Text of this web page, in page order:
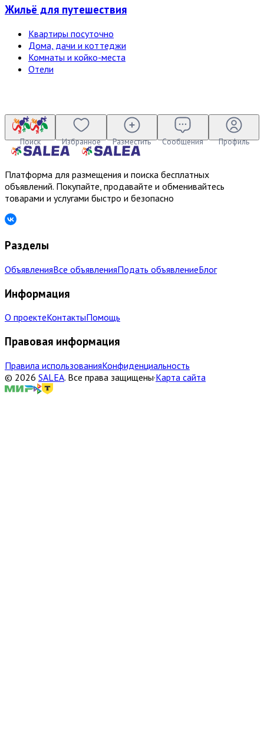
Жильё для путешествия
Квартиры посуточно
Дома, дачи и коттеджи
Комнаты и койко-места
Отели
Поиск Избранное Разместить Сообщения Профиль
Платформа для размещения и поиска бесплатных
объявлений. Покупайте, продавайте и обменивайтесь
товарами и услугами быстро и безопасно
Разделы
ОбъявленияВсе объявленияПодать объявлениеБлог
Информация
О проектеКонтактыПомощь
Правовая информация
Правила использованияКонфиденциальность
© 2026 SALEA. Все права защищены·Карта сайта